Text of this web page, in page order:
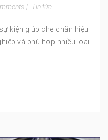
| Tin tức
kiện giúp che chắn hiệu
và phù hợp nhiều loại